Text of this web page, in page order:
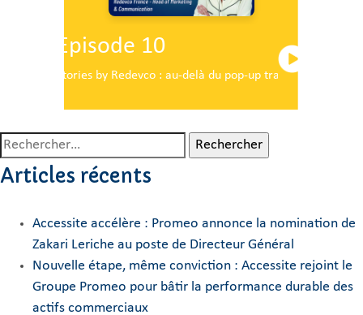
Episode 10
Stories by Redevco : au-delà du pop-up traditionnel
Rechercher :
Articles récents
Accessite accélère : Promeo annonce la nomination de
Zakari Leriche au poste de Directeur Général
Nouvelle étape, même conviction : Accessite rejoint le
Groupe Promeo pour bâtir la performance durable des
actifs commerciaux